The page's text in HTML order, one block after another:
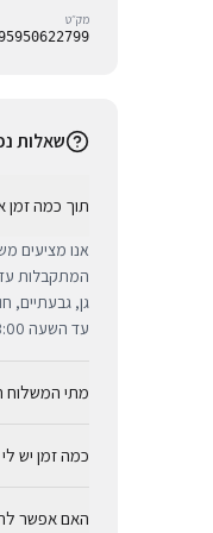
מק״ט
שאלות
תוך כמה
גן, גבעתיים,
עד השעה 13:00. לחלופין, ניתן לאסוף את ההזמנה באופן מיידי מהחנות שלנו בתל אביב.
מתי המשלוח
כמה זמן יש
הניתנת
האם אפשר